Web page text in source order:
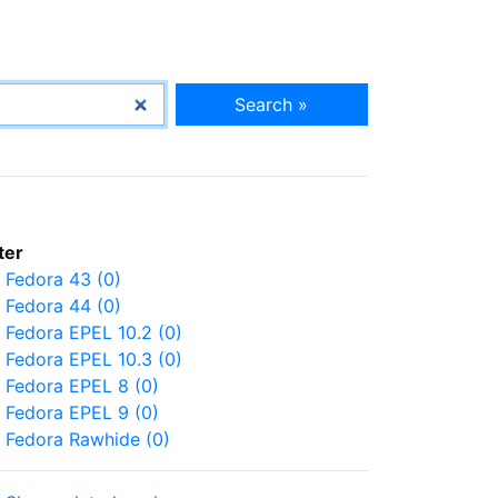
Search »
Fedora 43 (0)
Fedora 44 (0)
Fedora EPEL 10.2 (0)
Fedora EPEL 10.3 (0)
Fedora EPEL 8 (0)
Fedora EPEL 9 (0)
Fedora Rawhide (0)